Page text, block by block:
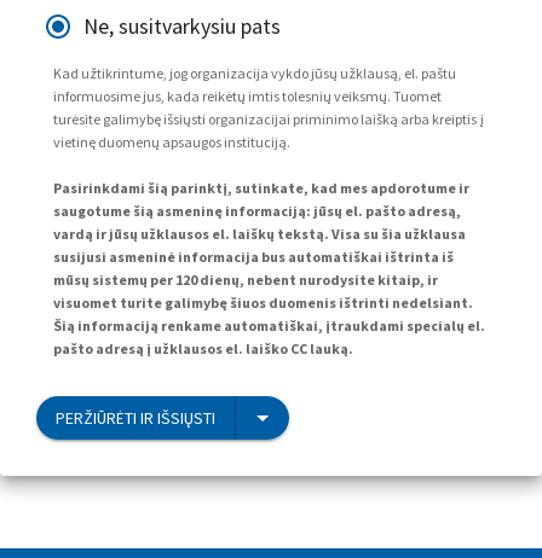
Ne, susitvarkysiu pats
Kad užtikrintume, jog organizacija vykdo jūsų užklausą, el. paštu
informuosime jus, kada reikėtų imtis tolesnių veiksmų. Tuomet
turėsite galimybę išsiųsti organizacijai priminimo laišką arba kreiptis į
vietinę duomenų apsaugos instituciją.
Pasirinkdami šią parinktį, sutinkate, kad mes apdorotume ir
saugotume šią asmeninę informaciją: jūsų el. pašto adresą,
vardą ir jūsų užklausos el. laiškų tekstą. Visa su šia užklausa
susijusi asmeninė informacija bus automatiškai ištrinta iš
mūsų sistemų per 120 dienų, nebent nurodysite kitaip, ir
visuomet turite galimybę šiuos duomenis ištrinti nedelsiant.
Šią informaciją renkame automatiškai, įtraukdami specialų el.
pašto adresą į užklausos el. laiško CC lauką.
PERŽIŪRĖTI IR IŠSIŲSTI